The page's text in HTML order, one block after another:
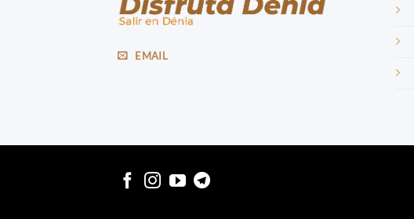
EMAIL